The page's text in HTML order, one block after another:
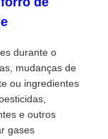
durante o
mudanças de
ou ingredientes
e outros
gases